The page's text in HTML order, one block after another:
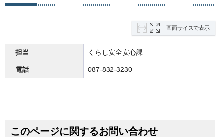
画面サイズで表示
担当 くらし安全安心課
電話 087-832-3230
このページに関するお問い合わせ